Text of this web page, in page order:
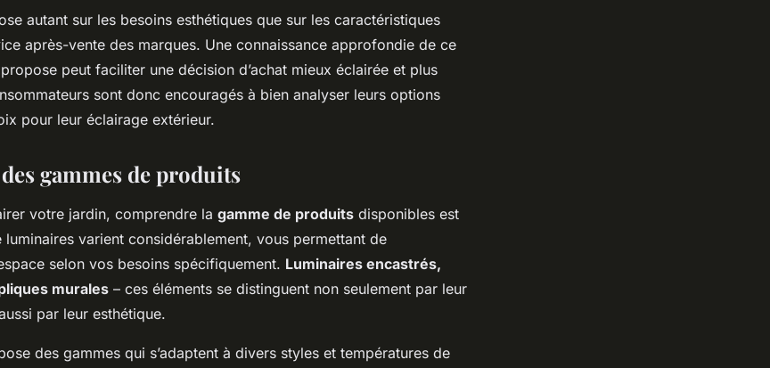
autant sur les besoins esthétiques que sur les caractéristiques
après-vente des marques. Une connaissance approfondie de ce
peut faciliter une décision d’achat mieux éclairée et plus
sont donc encouragés à bien analyser leurs options
pour leur éclairage extérieur.
gammes de produits
votre jardin, comprendre la gamme de produits disponibles est
varient considérablement, vous permettant de
selon vos besoins spécifiquement. Luminaires encastrés,
murales – ces éléments se distinguent non seulement par leur
par leur esthétique.
des gammes qui s’adaptent à divers styles et températures de